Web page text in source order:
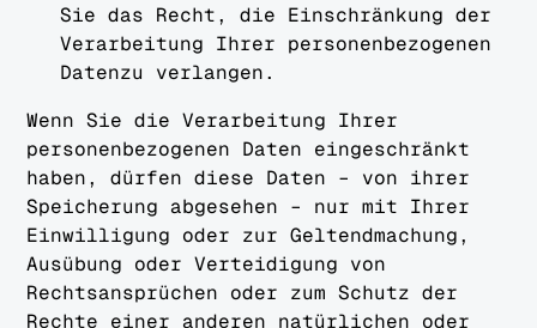
Sie das Recht, die Einschränkung der
Verarbeitung Ihrer personenbezogenen
Datenzu verlangen.
Wenn Sie die Verarbeitung Ihrer
personenbezogenen Daten eingeschränkt
haben, dürfen diese Daten – von ihrer
Speicherung abgesehen – nur mit Ihrer
Einwilligung oder zur Geltendmachung,
Ausübung oder Verteidigung von
Rechtsansprüchen oder zum Schutz der
Rechte einer anderen natürlichen oder